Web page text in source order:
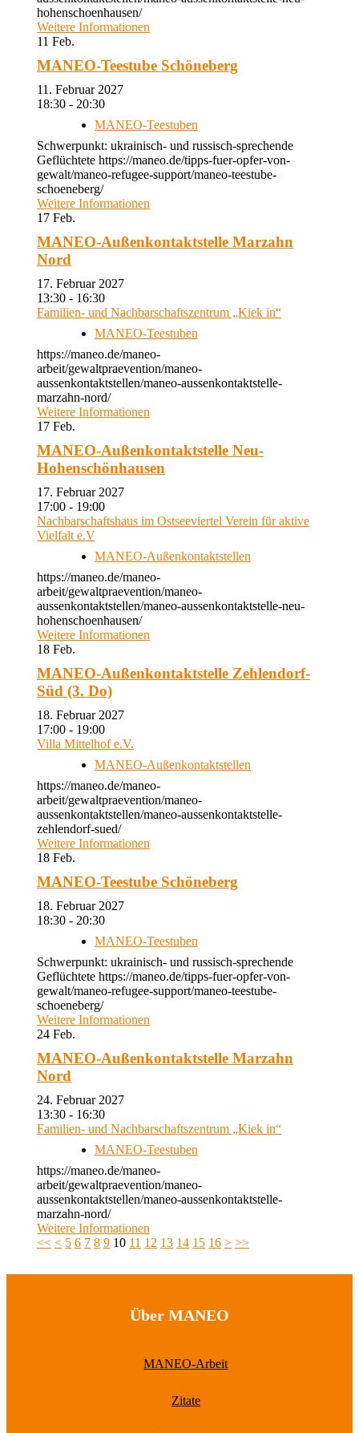
hohenschoenhausen/
Weitere Informationen
11 Feb.
MANEO-Teestube Schöneberg
11. Februar 2027
18:30 - 20:30
MANEO-Teestuben
Schwerpunkt: ukrainisch- und russisch-sprechende
Geflüchtete https://maneo.de/tipps-fuer-opfer-von-
gewalt/maneo-refugee-support/maneo-teestube-
schoeneberg/
Weitere Informationen
17 Feb.
MANEO-Außenkontaktstelle Marzahn
Nord
17. Februar 2027
13:30 - 16:30
Familien- und Nachbarschaftszentrum „Kiek in“
MANEO-Teestuben
https://maneo.de/maneo-
arbeit/gewaltpraevention/maneo-
aussenkontaktstellen/maneo-aussenkontaktstelle-
marzahn-nord/
Weitere Informationen
17 Feb.
MANEO-Außenkontaktstelle Neu-
Hohenschönhausen
17. Februar 2027
17:00 - 19:00
Nachbarschaftshaus im Ostseeviertel Verein für aktive
Vielfalt e.V
MANEO-Außenkontaktstellen
https://maneo.de/maneo-
arbeit/gewaltpraevention/maneo-
aussenkontaktstellen/maneo-aussenkontaktstelle-neu-
hohenschoenhausen/
Weitere Informationen
18 Feb.
MANEO-Außenkontaktstelle Zehlendorf-
Süd (3. Do)
18. Februar 2027
17:00 - 19:00
Villa Mittelhof e.V.
MANEO-Außenkontaktstellen
https://maneo.de/maneo-
arbeit/gewaltpraevention/maneo-
aussenkontaktstellen/maneo-aussenkontaktstelle-
zehlendorf-sued/
Weitere Informationen
18 Feb.
MANEO-Teestube Schöneberg
18. Februar 2027
18:30 - 20:30
MANEO-Teestuben
Schwerpunkt: ukrainisch- und russisch-sprechende
Geflüchtete https://maneo.de/tipps-fuer-opfer-von-
gewalt/maneo-refugee-support/maneo-teestube-
schoeneberg/
Weitere Informationen
24 Feb.
MANEO-Außenkontaktstelle Marzahn
Nord
24. Februar 2027
13:30 - 16:30
Familien- und Nachbarschaftszentrum „Kiek in“
MANEO-Teestuben
https://maneo.de/maneo-
arbeit/gewaltpraevention/maneo-
aussenkontaktstellen/maneo-aussenkontaktstelle-
marzahn-nord/
Weitere Informationen
<< < 5 6 7 8 9 10 11 12 13 14 15 16 > >>
Über MANEO
MANEO-Arbeit
Zitate